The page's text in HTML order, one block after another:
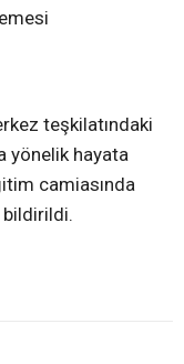
teşkilatındaki
yönelik hayata
camiasında
bildirildi.